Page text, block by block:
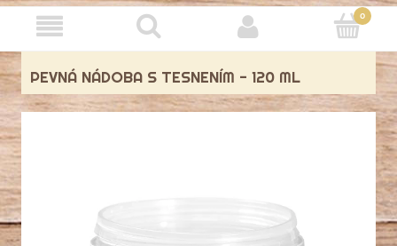
PEVNÁ NÁDOBA S TESNENÍM - 120 ML